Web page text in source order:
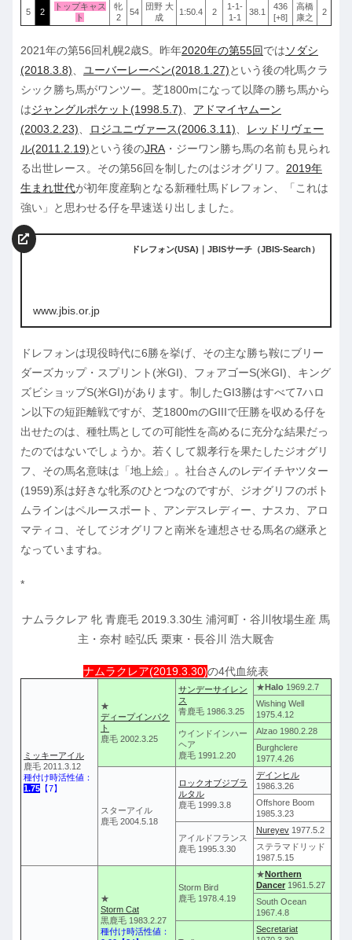
5 2
トップキャス
ト
牝
2
54
団野 大
成
1:50.4 2
1-1-
1-1
38.1
436
[+8]
高橋
康之
2
2021年の第56回札幌2歳S。昨年2020年の第55回ではソダシ
(2018.3.8)、 ユーバーレーベン(2018.1.27)という後の牝馬クラ
シック勝ち馬がワンツー。芝1800mになって以降の勝ち馬から
はジャングルポケット(1998.5.7)、 アドマイヤムーン
(2003.2.23)、 ロジユニヴァース(2006.3.11)、
レッドリヴェー
ル(2011.2.19)という後のJRA・ジーワン勝ち馬の名前も見られ
る出世レース。その第56回を制したのはジオグリフ。 2019年
生まれ世代が初年度産駒となる新種牡馬ドレフォン、「これは
強い」と思わせる仔を早速送り出しました。
ドレフォン(USA)｜JBISサーチ（JBIS-Search）
www.jbis.or.jp
ドレフォンは現役時代に6勝を挙げ、その主な勝ち鞍にブリー
ダーズカップ・スプリント(米GI)、フォアゴーS(米GI)、キング
ズビショップS(米GI)があります。制したGI3勝はすべて7ハロ
ン以下の短距離戦ですが、芝1800mのGIIIで圧勝を収める仔を
出せたのは、種牡馬としての可能性を高めるに充分な結果だっ
たのではないでしょうか。若くして親孝行を果たしたジオグリ
フ、その馬名意味は「地上絵」。社台さんのレデイチヤツター
(1959)系は好きな牝系のひとつなのですが、ジオグリフのボト
ムラインはペルースポート、アンデスレディー、ナスカ、アロ
マティコ、そしてジオグリフと南米を連想させる馬名の継承と
なっていますね。
*
ナムラクレア 牝 青鹿毛 2019.3.30生 浦河町・谷川牧場生産 馬
主・奈村 睦弘氏 栗東・長谷川 浩大厩舎
ナムラクレア(2019.3.30)の4代血統表
ミッキーアイル
鹿毛 2011.3.12
種付け時活性値：
1.75 【7】
★
ディープインパク
ト
鹿毛 2002.3.25
サンデーサイレン
ス
青鹿毛 1986.3.25
★ Halo 1969.2.7
Wishing Well
1975.4.12
ウインドインハー
ヘア
鹿毛 1991.2.20
Alzao 1980.2.28
Burghclere
1977.4.26
スターアイル
鹿毛 2004.5.18
ロックオブジブラ
ルタル
鹿毛 1999.3.8
デインヒル
1986.3.26
Offshore Boom
1985.3.23
アイルドフランス
鹿毛 1995.3.30
Nureyev 1977.5.2
ステラマドリッド
1987.5.15
★
Storm Cat
黒鹿毛 1983.2.27
種付け時活性値：
Storm Bird
鹿毛 1978.4.19
★ Northern
Dancer 1961.5.27
South Ocean
1967.4.8
Secretariat